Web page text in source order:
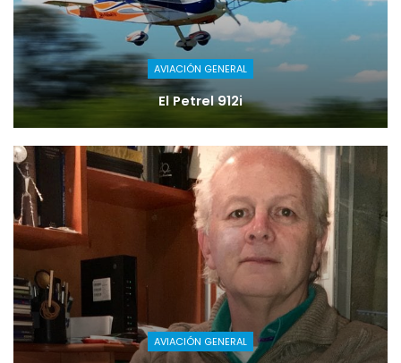
AVIACIÓN GENERAL
El Petrel 912i
AVIACIÓN GENERAL